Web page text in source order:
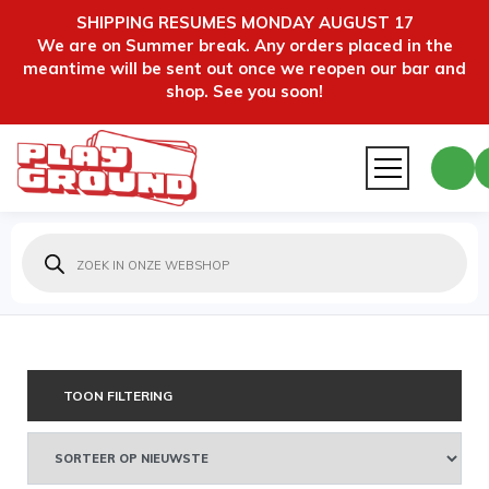
SHIPPING RESUMES MONDAY AUGUST 17
We are on Summer break. Any orders placed in the
meantime will be sent out once we reopen our bar and
shop. See you soon!
zoeken
TOON FILTERING